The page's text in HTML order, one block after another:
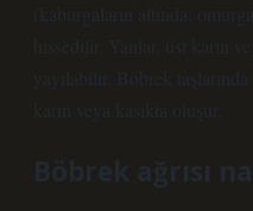
(kaburgaların altında,
hissedilir. Yanlar, üst karın
yayılabilir. Böbrek
karın veya kasıkta oluşur.
Böbrek ağrısı